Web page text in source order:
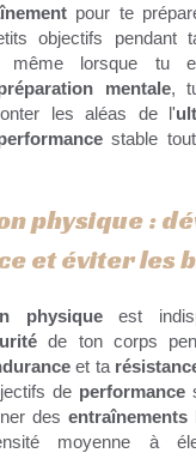
pour te
objectifs pendant
même lorsque tu
mentale,
les aléas de l'
stable
physique :
et éviter les
physiqueest
de ton corps
et ta
de performance
des entraînements
moyenne à